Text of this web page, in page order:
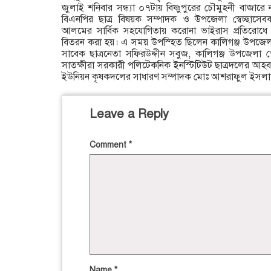
জুলাই শনিবার সন্ধ্যা ০৭টায় বিষ্ণুপুরের চৌমুহনী
বিএনপির ছাত্র বিষয়ক সম্পাদক ও উপজেলা
আলমের সার্বিক সহযোগিতায় করোনা ভাইরাস প্রতিরোধে
বিতরন করা হয়। এ সময় উপস্হিত ছিলেন কালিগঞ্জ
সাবেক ছাত্রনেতা সফিরউদ্দীন সবুজ, কালিগঞ্জ উপজেলা
সাতক্ষীরা সরকারী পলিটেকনিক ইনস্টিটিউট ছাত্রদলের
ইউনিয়ন কৃষকদলের সাধারণ সম্পাদক মোঃ আশরাফুল
Leave a Reply
Comment *